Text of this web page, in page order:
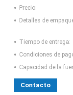
Precio:
Detalles de
Tiempo de entrega:
Condiciones de
Capacidad de la
Contacto